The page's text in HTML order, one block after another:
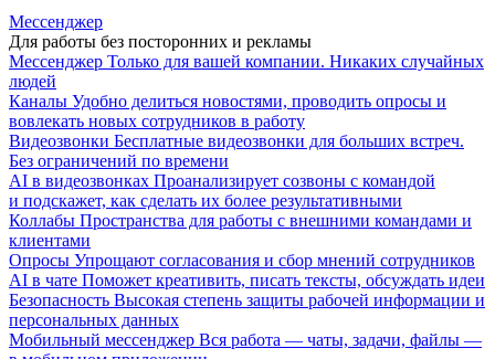
Мессенджер
Для работы без посторонних и рекламы
Мессенджер Только для вашей компании. Никаких случайных
людей
Каналы Удобно делиться новостями, проводить опросы и
вовлекать новых сотрудников в работу
Видеозвонки Бесплатные видеозвонки для больших встреч.
Без ограничений по времени
AI в видеозвонках Проанализирует созвоны с командой
и подскажет, как сделать их более результативными
Коллабы Пространства для работы с внешними командами и
клиентами
Опросы Упрощают согласования и сбор мнений сотрудников
AI в чате Поможет креативить, писать тексты, обсуждать идеи
Безопасность Высокая степень защиты рабочей информации и
персональных данных
Мобильный мессенджер Вся работа — чаты, задачи, файлы —